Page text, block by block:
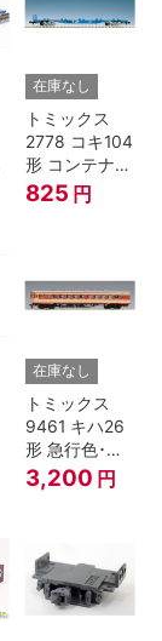
ジ
在庫なし
トミックス
2778 コキ104
形 コンテナな
し
825 円
在庫なし
トミックス
9461 キハ26
形 急行色･一
段窓 Ｔ Nゲー
ジ
3,200 円